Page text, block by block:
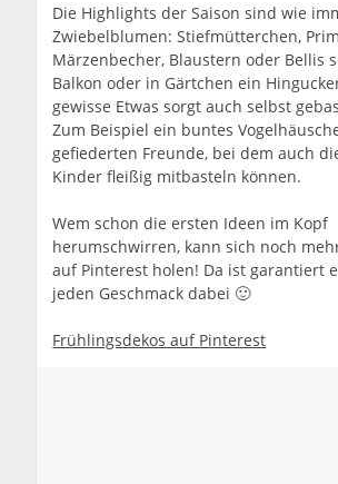
Die Highlights der Saison sind wie
Zwiebelblumen: Stiefmütterchen,
Märzenbecher, Blaustern oder Bellis
Balkon oder in Gärtchen ein
gewisse Etwas sorgt auch selbst
Zum Beispiel ein buntes
gefiederten Freunde, bei dem auch
Kinder fleißig mitbasteln können.
Wem schon die ersten Ideen im Kopf
herumschwirren, kann sich noch
auf Pinterest holen! Da ist garantiert
jeden Geschmack dabei 🙂
Frühlingsdekos auf Pinterest